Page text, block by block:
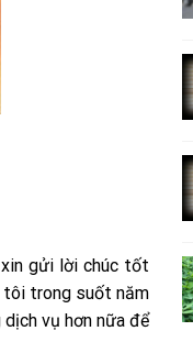
xin gửi lời chúc tốt
tôi trong suốt năm
vụ hơn nữa để